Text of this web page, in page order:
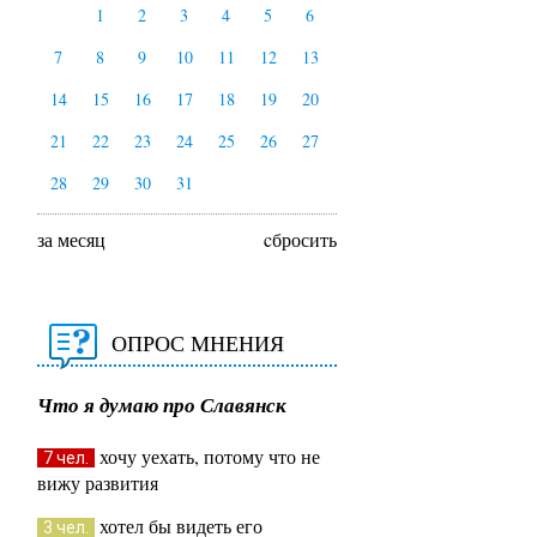
1 2 3 4 5
6
7
8 9 10 11 12
13
14
15 16 17 18 19
20
21
22 23 24 25 26
27
28
29 30 31
за месяц cбросить
ОПРОС МНЕНИЯ
Что я думаю про Славянск
7 чел.
хочу уехать, потому что не
вижу развития
3 чел. хотел бы видеть его